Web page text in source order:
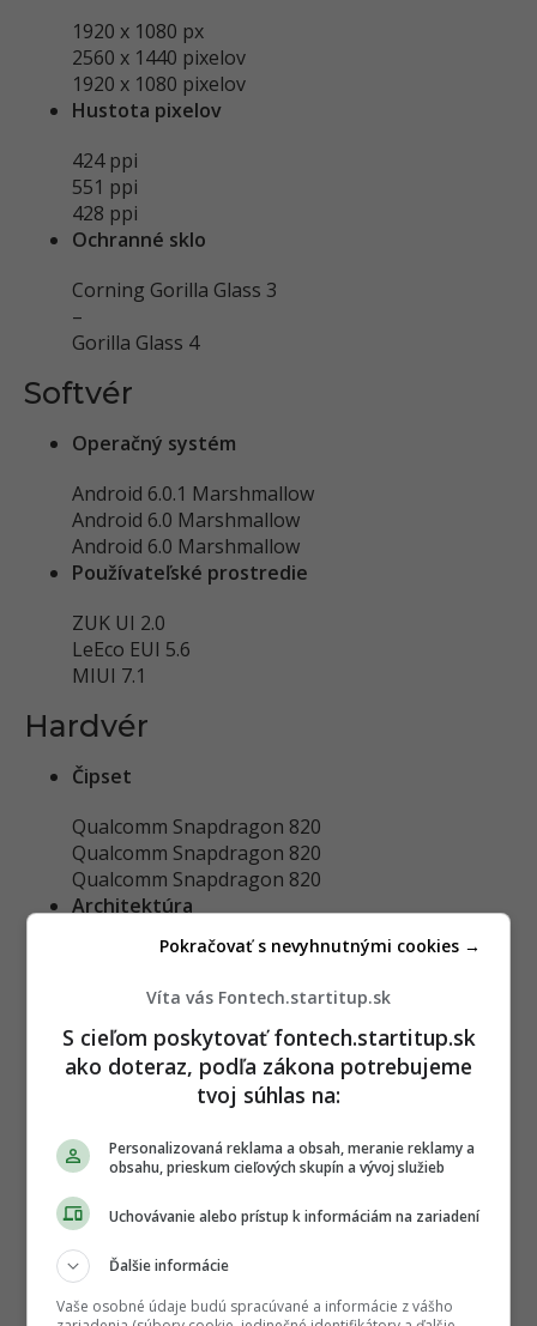
1920 x 1080 px
2560 x 1440 pixelov
1920 x 1080 pixelov
Hustota pixelov
424 ppi
551 ppi
428 ppi
Ochranné sklo
Corning Gorilla Glass 3
–
Gorilla Glass 4
Softvér
Operačný systém
Android 6.0.1 Marshmallow
Android 6.0 Marshmallow
Android 6.0 Marshmallow
Používateľské prostredie
ZUK UI 2.0
LeEco EUI 5.6
MIUI 7.1
Hardvér
Čipset
Qualcomm Snapdragon 820
Qualcomm Snapdragon 820
Qualcomm Snapdragon 820
Architektúra
Štyri Kryo jadrá, takt 2.15 GHz, 64-bit
Štvorjadrový, Kryo jadrá, 2.15 GHz
GPU
Adreno 530
RAM
4 GB / 6 GB RAM LPDDR4
3 / 4 GB
Vnútorná pamäť
Víta vás Fontech.startitup.sk
S cieľom poskytovať fontech.startitup.sk
ako doteraz, podľa zákona potrebujeme
tvoj súhlas na:
Personalizovaná reklama a obsah, meranie reklamy a
obsahu, prieskum cieľových skupín a vývoj služieb
Uchovávanie alebo prístup k informáciám na zariadení
Ďalšie informácie
Vaše osobné údaje budú spracúvané a informácie z vášho
Pokračovať s nevyhnutnými cookies →